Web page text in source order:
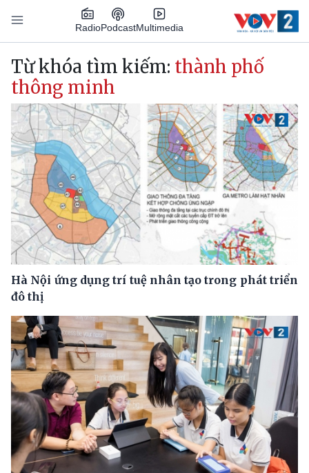
Nhảy đến nội dung
RadioPodcastMultimedia
Main navigation
Từ khóa tìm kiếm: thành phố
thông minh
Hà Nội ứng dụng trí tuệ nhân tạo trong phát triển
đô thị